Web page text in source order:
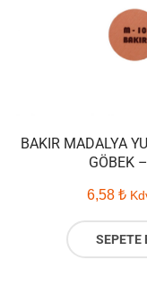
BAKIR MADALYA
GÖBEK
6,58 ₺
SEPETE